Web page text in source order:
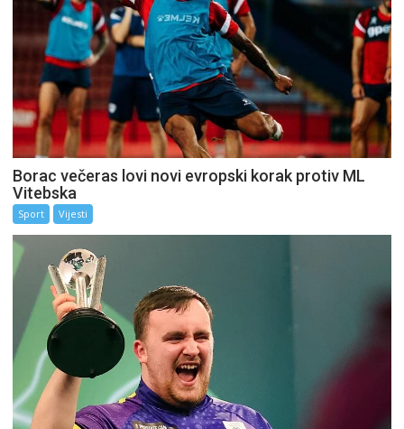
Borac večeras lovi novi evropski korak protiv ML
Vitebska
Sport Vijesti